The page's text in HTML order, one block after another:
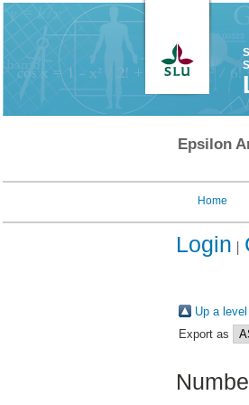
Epsilon
Home
Login
Up a level
Export as